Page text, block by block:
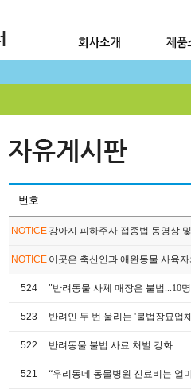
번호
NOTICE 강아지 피하주사 접종법 동영상
NOTICE 이곳은 축산인과 애완동물 사육
524 "반려동물 사체 매장은 불법...10
523 반려인 두 번 울리는 '불법장묘업
522 반려동물 불법 사료 처벌 강화
521 “우리동네 동물병원 진료비는 얼